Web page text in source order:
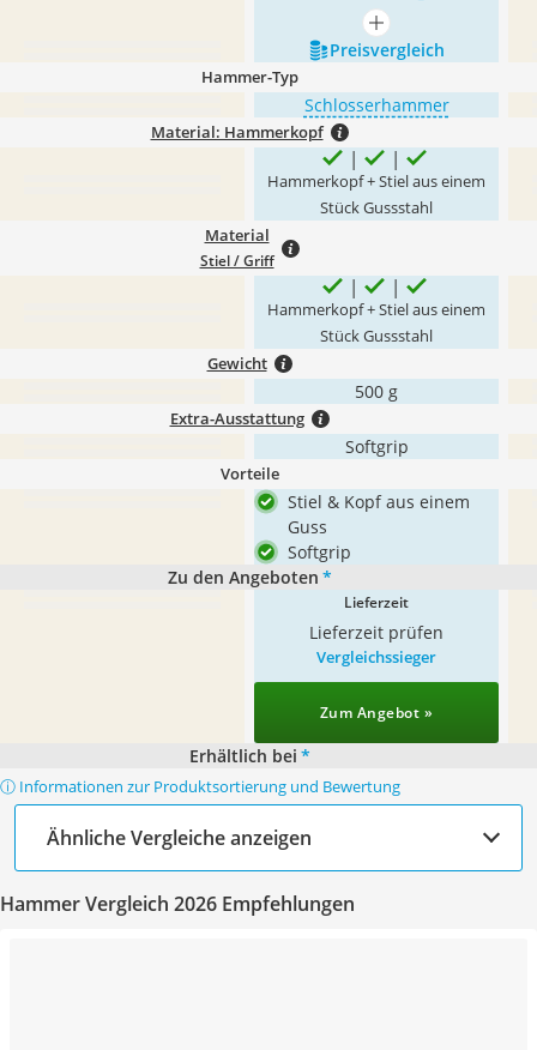
mehr anzeigen
Preis­vergleich
Hammer-Typ
Schlosserhammer
Material: Hammerkopf
Hammerkopf + Stiel aus einem
Stück Gussstahl
Material
Stiel / Griff
Hammerkopf + Stiel aus einem
Stück Gussstahl
Gewicht
500 g
Extra-Ausstattung
Softgrip
Vorteile
Stiel & Kopf aus einem
Guss
Softgrip
Zu den Angeboten *
Lieferzeit
Lieferzeit prüfen
Vergleichssieger
Zum Angebot »
Erhältlich bei *
ⓘ Informationen zur Produktsortierung und Bewertung
Ähnliche Vergleiche anzeigen
Hammer Vergleich 2026 Empfehlungen